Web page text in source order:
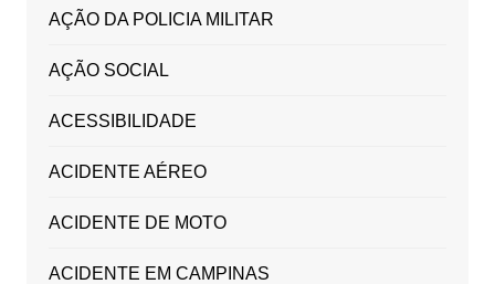
AÇÃO DA POLICIA MILITAR
AÇÃO SOCIAL
ACESSIBILIDADE
ACIDENTE AÉREO
ACIDENTE DE MOTO
ACIDENTE EM CAMPINAS